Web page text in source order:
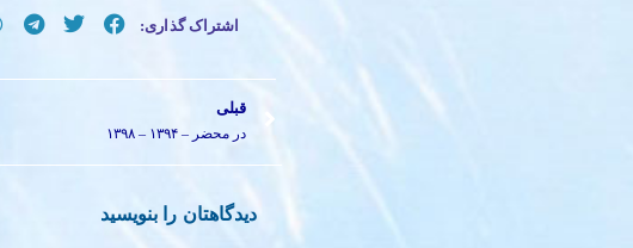
اشتراک گذاری:
قبلی
در محضر – ۱۳۹۴ – ۱۳۹۸
دیدگاهتان را بنویسید